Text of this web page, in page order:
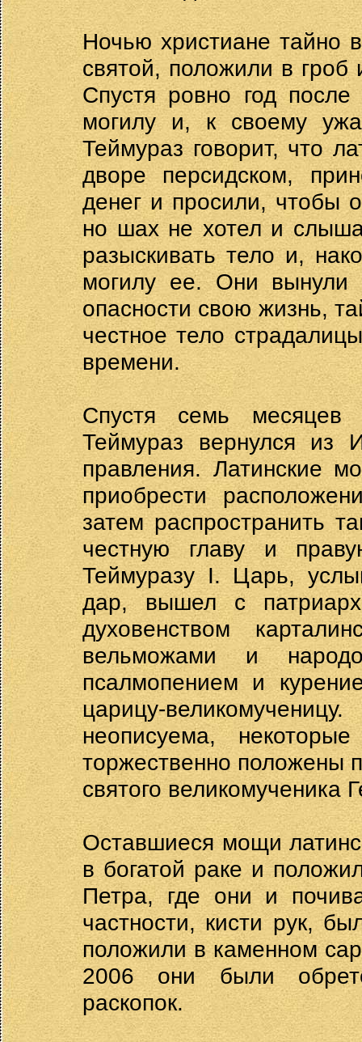
Ночью христиане тайно
святой, положили в
Спустя ровно год
могилу и, к своему
Теймураз говорит, что
дворе персидском,
денег и просили, чтобы
но шах не хотел и
разыскивать тело и,
могилу ее. Они вынули
опасности свою жизнь,
честное тело
времени.
Спустя семь месяцев
Теймураз вернулся из
правления. Латинские
приобрести
затем распространить
честную главу и
Теймуразу I. Царь,
дар, вышел с
духовенством
вельможами и
псалмопением и
царицу-
неописуема,
торжественно положены
святого великомученика
Оставшиеся мощи
в богатой раке и
Петра, где они и
частности, кисти рук,
положили в каменном
2006 они были
раскопок.